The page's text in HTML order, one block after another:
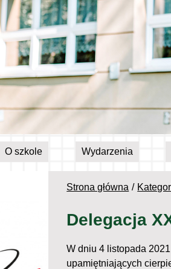
O szkole Wydarzenia
Strona główna
Delegacja
W dniu 4 listopada
upamiętniających